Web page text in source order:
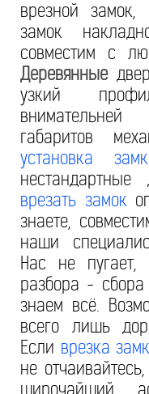
врезной
замок
совместим с
Деревянные
узкий
габаритов
установка
врезать замок
знаете,
наши
Нас не пугает,
разбора -
знаем всё.
всего лишь
Если врезка
не
широчайший